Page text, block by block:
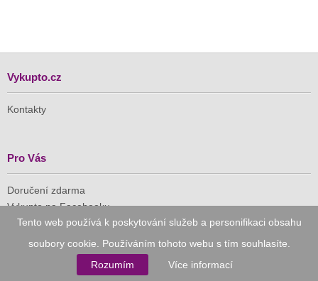
Tento web používá k poskytování služeb a personifikaci obsahu
soubory cookie. Používáním tohoto webu s tím souhlasíte.
Rozumím
Více informací
Vykupto.cz
Kontakty
Pro Vás
Doručení zdarma
Vykupto na Facebooku
Důvěryhodný nákup
Naše společnost je členem Asociace pro elektronickou